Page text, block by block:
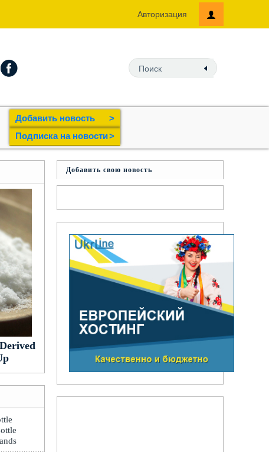
Авторизация
Добавить новость
>
Подпиcка на новости>
Добавить свою новость